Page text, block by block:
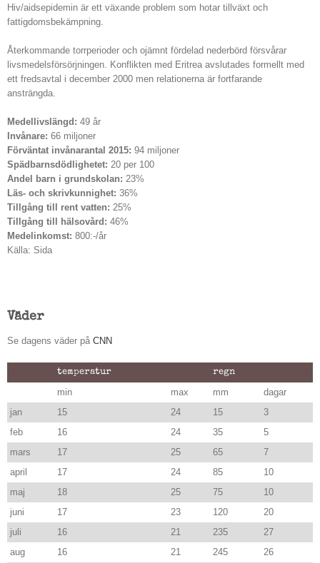
Hiv/aidsepidemin är ett växande problem som hotar tillväxt och
fattigdomsbekämpning.
Återkommande torrperioder och ojämnt fördelad nederbörd försvårar
livsmedelsförsörjningen. Konflikten med Eritrea avslutades formellt med
ett fredsavtal i december 2000 men relationerna är fortfarande
ansträngda.
Medellivslängd: 49 år
Invånare: 66 miljoner
Förväntat invånarantal 2015: 94 miljoner
Spädbarnsdödlighetet: 20 per 100
Andel barn i grundskolan: 23%
Läs- och skrivkunnighet: 36%
Tillgång till rent vatten: 25%
Tillgång till hälsovård: 46%
Medelinkomst: 800:-/år
Källa: Sida
Väder
Se dagens väder på CNN
temperatur regn
min max mm
dagar
jan
15 24 15
3
feb
16 24 35
5
mars
17 25 65
7
april
17 24 85
10
maj
18 25 75
10
juni
17 23 120
20
juli
16 21 235
27
aug
16 21 245
26